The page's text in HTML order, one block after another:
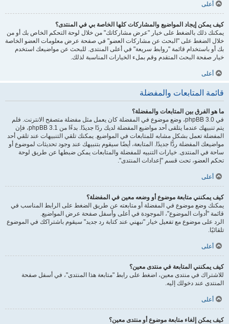
أعلى
كيف يمكن إيجاد المواضيع والمشاركات كلها الخاصة بي في المنتدى؟
يمكنك ذلك بالضغط على خيار "عرض مشاركاتك" من خلال لوحة التحكم الخاص بك أو من
خلال الضغط على "البحث عن مشاركات العضو" في صفحة عرض معلومات العضو الخاصة
بك أو باستخدام قائمة "روابط سريعة" في أعلى المنتدى. للبحث عن مواضيعك استخدم
خيار صفحة البحث المتقدم وقم بملء الخيارات المناسبة لذلك.
أعلى
قائمة المتابعات والمفضلة
ما هو الفرق بين المتابعات والمفضلة؟
في phpBB 3.0، وضع موضوع في المفضلة كان يعمل مثل مفضلة متصفح الانترنت. فلم
يتم تنبيهك عندما يتلقى أحد مواضيع المفضلة لديك ردًا جديدًا. بدءًا من phpBB 3.1، فإن
المفضلة تعمل بشكل مشابه للمتابعات في المواضيع. يمكنك تلقي التنبيهات عند تلقي أحد
مواضيعك المفضلة ردًّا جديدًا. المتابعة، أيضًا سيقوم بتنبيهك عند وجود تحديثات لموضوع أو
ساحة في المنتدى. خيارات التنبيه للمفضلة والمتابعات يمكن ضبطها عن طريق لوحة
تحكم العضو، تحت قسم "إعدادات المنتدى".
أعلى
كيف يمكنني متابعة موضوع أو وضعه معين في المفضلة؟
يمكنك وضع موضوع في المفضلة أو متابعته عن طريق الضغط على الرابط المناسب في
قائمة "أدوات الموضوع"، الموجودة في أعلى وأسفل صفحة عرض المواضيع.
الرد على موضوع مع تفعيل خيار "نبهني عند كتابة رد جديد" سيقوم باشتراكك في الموضوع
تلقائيًا.
أعلى
كيف يمكنني المتابعة في منتدى معين؟
للاشتراك في منتدى معين، اضغط على رابط "متابعة هذا المنتدى"، في أسفل صفحة
المنتدى عند دخولك إليه.
أعلى
كيف يمكن إلغاء متابعة موضوع أو منتدى معين؟